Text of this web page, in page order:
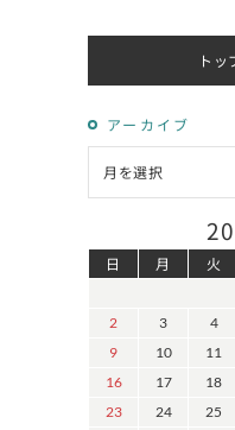
トッ
アーカイブ
日 月 火
2
3 4
9
10 11
16
17 18
23
24 25